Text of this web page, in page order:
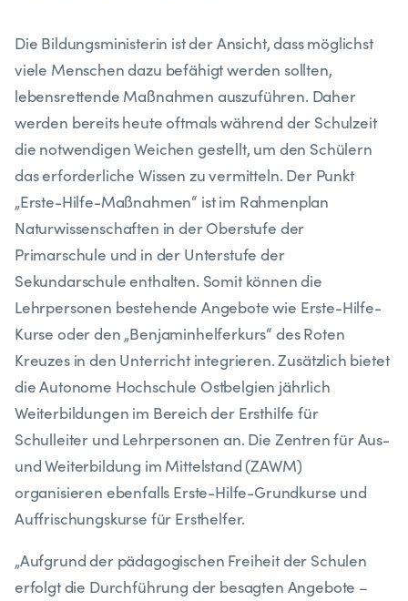
Die Bildungsministerin ist der Ansicht, dass möglichst
viele Menschen dazu befähigt werden sollten,
lebensrettende Maßnahmen auszuführen. Daher
werden bereits heute oftmals während der Schulzeit
die notwendigen Weichen gestellt, um den Schülern
das erforderliche Wissen zu vermitteln. Der Punkt
„Erste-Hilfe-Maßnahmen“ ist im Rahmenplan
Naturwissenschaften in der Oberstufe der
Primarschule und in der Unterstufe der
Sekundarschule enthalten. Somit können die
Lehrpersonen bestehende Angebote wie Erste-Hilfe-
Kurse oder den „Benjaminhelferkurs“ des Roten
Kreuzes in den Unterricht integrieren. Zusätzlich bietet
die Autonome Hochschule Ostbelgien jährlich
Weiterbildungen im Bereich der Ersthilfe für
Schulleiter und Lehrpersonen an. Die Zentren für Aus-
und Weiterbildung im Mittelstand (ZAWM)
organisieren ebenfalls Erste-Hilfe-Grundkurse und
Auffrischungskurse für Ersthelfer.
„Aufgrund der pädagogischen Freiheit der Schulen
erfolgt die Durchführung der besagten Angebote –